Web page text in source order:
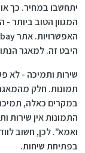
יתחשבו במחיר. כך
המגוון הטוב ביותר -
היבט זה. למאגר
שירות ותמיכה - לא
תמונות. חלק
במקרים כאלה,
התמונות אין שירות
ואמא". לכן, חשוב
בפתיחת שיחות.